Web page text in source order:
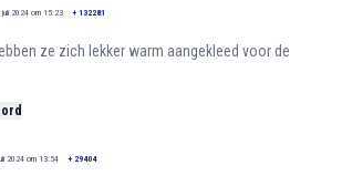
juli 2024 om 15:23 + 132281
ze zich lekker warm aangekleed voor de
2024 om 13:54 + 29404